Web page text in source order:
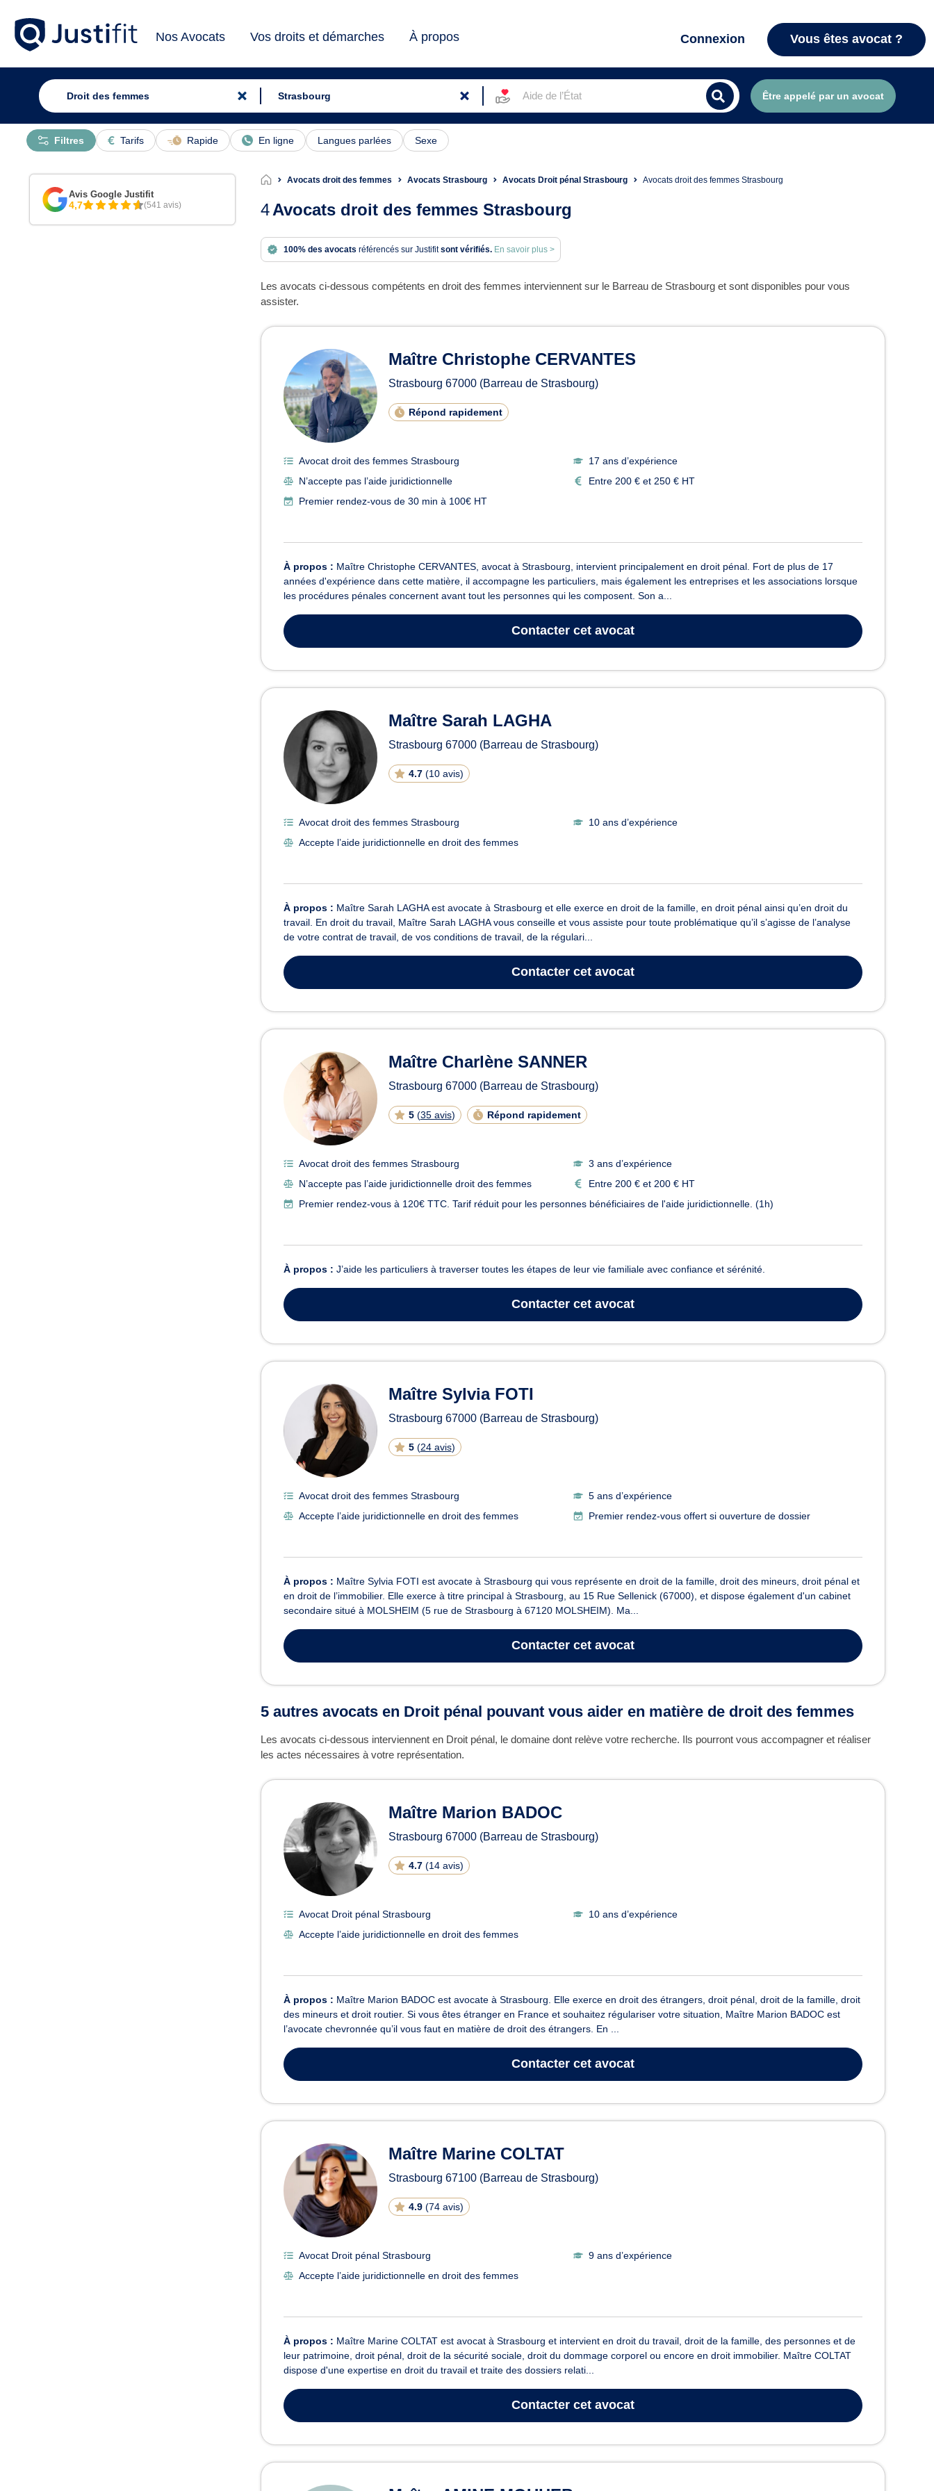
Nos Avocats Vos droits et démarches À propos Connexion Vous êtes avocat ?
Aide de l’État Être appelé par un avocat
Tarifs Rapide En ligne Langues parlées Sexe
Filtres
Avocats droit des femmes Avocats Strasbourg Avocats Droit pénal Strasbourg Avocats droit des femmes Strasbourg
4Avocats droit des femmes Strasbourg
100% des avocats référencés sur Justifitsont vérifiés. En savoir plus >
Les avocats ci-dessous compétents en droit des femmes interviennent sur le Barreau de Strasbourg et sont disponibles pour vous
assister.
Avocats en droit des femmes à Strasbourg
Maître Christophe CERVANTES
Strasbourg 67000 (Barreau de Strasbourg)
Répond rapidement
Avocat droit des femmes Strasbourg
17 ans d’expérience
N’accepte pas l’aide juridictionnelle
Entre 200 € et 250 € HT
Premier rendez-vous de 30 min à 100€ HT
À propos : Maître Christophe CERVANTES, avocat à Strasbourg, intervient principalement en droit pénal. Fort de plus de 17
années d'expérience dans cette matière, il accompagne les particuliers, mais également les entreprises et les associations lorsque
les procédures pénales concernent avant tout les personnes qui les composent. Son a...
Contacter cet avocat
Maître Sarah LAGHA
Strasbourg 67000 (Barreau de Strasbourg)
4.7 (10 avis)
Avocat droit des femmes Strasbourg
10 ans d’expérience
Accepte l’aide juridictionnelle en droit des femmes
À propos : Maître Sarah LAGHA est avocate à Strasbourg et elle exerce en droit de la famille, en droit pénal ainsi qu’en droit du
travail. En droit du travail, Maître Sarah LAGHA vous conseille et vous assiste pour toute problématique qu’il s’agisse de l’analyse
de votre contrat de travail, de vos conditions de travail, de la régulari...
Contacter cet avocat
Maître Charlène SANNER
Strasbourg 67000 (Barreau de Strasbourg)
5 (35 avis) Répond rapidement
Avocat droit des femmes Strasbourg
3 ans d’expérience
N’accepte pas l’aide juridictionnelle droit des femmes
Entre 200 € et 200 € HT
Premier rendez-vous à 120€ TTC. Tarif réduit pour les personnes bénéficiaires de l'aide juridictionnelle. (1h)
À propos : J’aide les particuliers à traverser toutes les étapes de leur vie familiale avec confiance et sérénité.
Contacter cet avocat
Maître Sylvia FOTI
Strasbourg 67000 (Barreau de Strasbourg)
5 (24 avis)
Avocat droit des femmes Strasbourg
5 ans d’expérience
Accepte l’aide juridictionnelle en droit des femmes
Premier rendez-vous offert si ouverture de dossier
À propos : Maître Sylvia FOTI est avocate à Strasbourg qui vous représente en droit de la famille, droit des mineurs, droit pénal et
en droit de l’immobilier. Elle exerce à titre principal à Strasbourg, au 15 Rue Sellenick (67000), et dispose également d'un cabinet
secondaire situé à MOLSHEIM (5 rue de Strasbourg à 67120 MOLSHEIM). Ma...
Contacter cet avocat
5 autres avocats en Droit pénal pouvant vous aider en matière de droit des femmes
Les avocats ci-dessous interviennent en Droit pénal, le domaine dont relève votre recherche. Ils pourront vous accompagner et réaliser
les actes nécessaires à votre représentation.
Maître Marion BADOC
Strasbourg 67000 (Barreau de Strasbourg)
4.7 (14 avis)
Avocat Droit pénal Strasbourg
10 ans d’expérience
Accepte l’aide juridictionnelle en droit des femmes
À propos : Maître Marion BADOC est avocate à Strasbourg. Elle exerce en droit des étrangers, droit pénal, droit de la famille, droit
des mineurs et droit routier. Si vous êtes étranger en France et souhaitez régulariser votre situation, Maître Marion BADOC est
l’avocate chevronnée qu’il vous faut en matière de droit des étrangers. En ...
Contacter cet avocat
Maître Marine COLTAT
Strasbourg 67100 (Barreau de Strasbourg)
4.9 (74 avis)
Avocat Droit pénal Strasbourg
9 ans d’expérience
Accepte l’aide juridictionnelle en droit des femmes
À propos : Maître Marine COLTAT est avocat à Strasbourg et intervient en droit du travail, droit de la famille, des personnes et de
leur patrimoine, droit pénal, droit de la sécurité sociale, droit du dommage corporel ou encore en droit immobilier. Maître COLTAT
dispose d'une expertise en droit du travail et traite des dossiers relati...
Contacter cet avocat
Avis Google Justifit
4,7 (541 avis)